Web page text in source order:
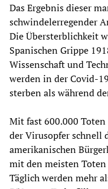
Das Ergebnis dieser
schwindelerregender
Die Übersterblichkeit
Spanischen Grippe
Wissenschaft und
werden in der Covid-
sterben als während
Mit fast 600.000
der Virusopfer schnell
amerikanischen
mit den meisten Toten
Täglich werden mehr